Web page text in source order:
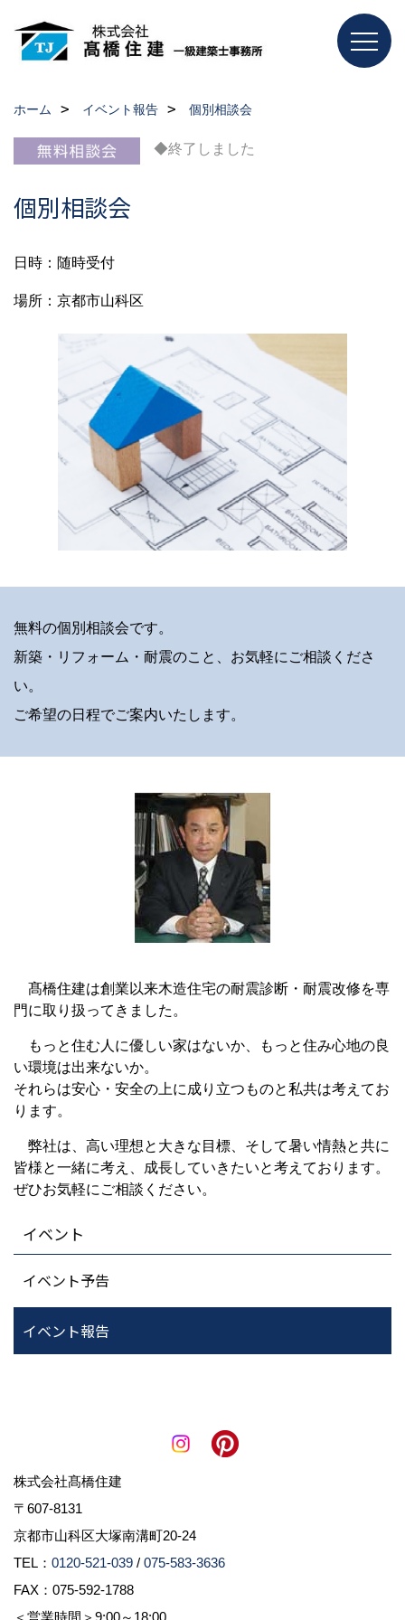
ホーム イベント報告 個別相談会
◆終了しました
個別相談会
日時：随時受付
場所：京都市山科区
無料の個別相談会です。
新築・リフォーム・耐震のこと、お気軽にご相談くださ
い。
ご希望の日程でご案内いたします。
髙橋住建は創業以来木造住宅の耐震診断・耐震改修を専
門に取り扱ってきました。
もっと住む人に優しい家はないか、もっと住み心地の良
い環境は出来ないか。
それらは安心・安全の上に成り立つものと私共は考えてお
ります。
弊社は、高い理想と大きな目標、そして暑い情熱と共に
皆様と一緒に考え、成長していきたいと考えております。
ぜひお気軽にご相談ください。
イベント
イベント予告
イベント報告
株式会社髙橋住建
〒607-8131
京都市山科区大塚南溝町20-24
TEL： 0120-521-039 / 075-583-3636
FAX：075-592-1788
＜営業時間＞9:00～18:00